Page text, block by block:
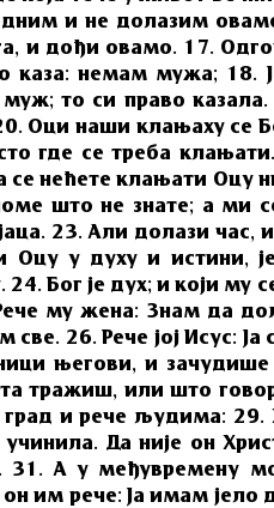
и не долазим
и дођи овамо. 17.
каза: немам мужа; 18.
то си право
Оци наши клањаху се
где се треба клањати.
нећете клањати Оцу
што не знате; а ми
23. Али долази час,
Оцу у духу и истини,
Бог је дух; и који му
му жена: Знам да
26. Рече јој Исус:
његови, и
тражиш, или што
град и рече људима: 29.
Да није он
А у међувремену
им рече: Ја имам јело